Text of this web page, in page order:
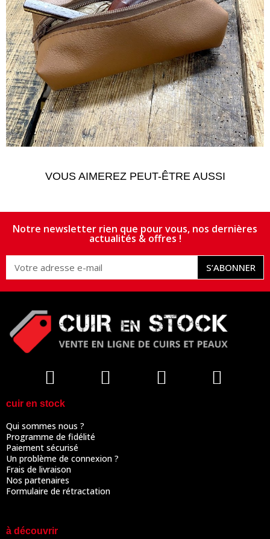
VOUS AIMEREZ PEUT-ÊTRE AUSSI
Notre newsletter rien que pour vous, nos dernières
actualités & offres !
S’ABONNER
cuir en stock
Qui sommes nous ?
Programme de fidélité
Paiement sécurisé
Un problème de connexion ?
Frais de livraison
Nos partenaires
Formulaire de rétractation
à découvrir